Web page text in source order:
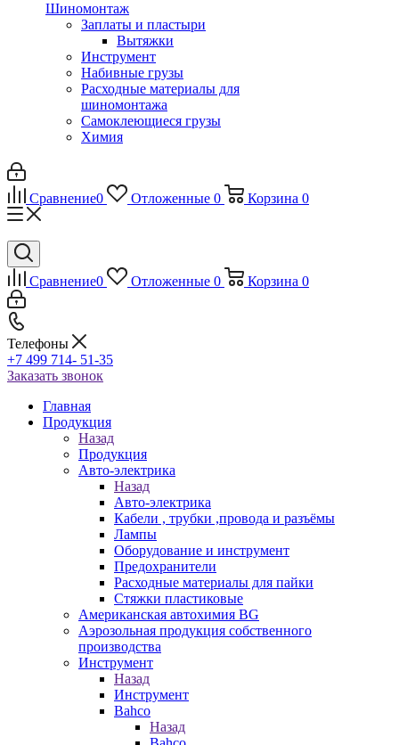
Шиномонтаж
Заплаты и пластыри
Вытяжки
Инструмент
Набивные грузы
Расходные материалы для
шиномонтажа
Самоклеющиеся грузы
Химия
Сравнение0 Отложенные 0 Корзина 0
Сравнение0 Отложенные 0 Корзина 0
Телефоны
+7 499 714- 51-35
Заказать звонок
Главная
Продукция
Назад
Продукция
Авто-электрика
Назад
Авто-электрика
Кабели , трубки ,провода и разъёмы
Лампы
Оборудование и инструмент
Предохранители
Расходные материалы для пайки
Стяжки пластиковые
Американская автохимия BG
Аэрозольная продукция собственного
производства
Инструмент
Назад
Инструмент
Bahco
Назад